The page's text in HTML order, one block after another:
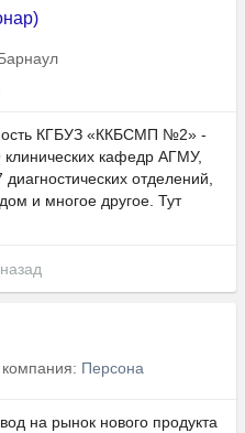
КГБУЗ «ККБСМП №2» -
клинических кафедр АГМУ,
отделений,
и многое другое. Тут
компания: Персона
на рынок нового продукта